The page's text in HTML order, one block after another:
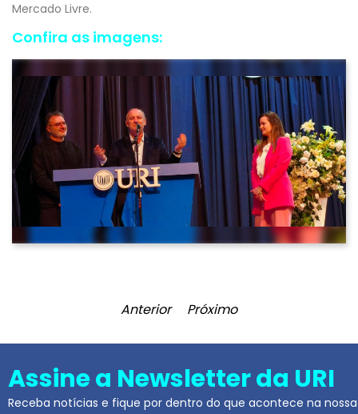
Mercado Livre.
Confira as imagens:
Anterior Próximo
Assine a Newsletter da URI
Receba notícias e fique por dentro do que acontece na nossa